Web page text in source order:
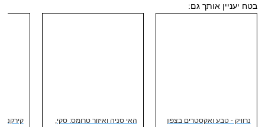
בטח יעניין אותך גם:
נרוויק - טבע ואקסטרים בצפון
האי סניה ואיזור טרומס: סקי,
קירקנס